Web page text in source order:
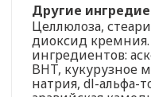
Другие
Целлюлоза,
диоксид
ингредиентов:
BHT, кукурузное
натрия, dl-альфа-